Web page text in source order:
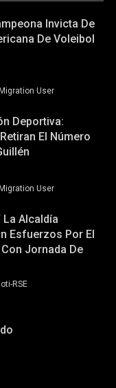
Invicta De
De Voleibol
User
Deportiva:
El Número
User
La Alcaldía
Esfuerzos Por El
Jornada De
RSE